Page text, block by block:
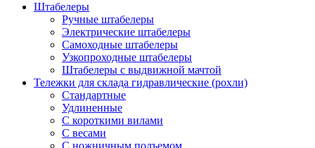
Штабелеры
Ручные штабелеры
Электрические штабелеры
Самоходные штабелеры
Узкопроходные штабелеры
Штабелеры с выдвижной мачтой
Тележки для склада гидравлические (рохли)
Стандартные
Удлиненные
С короткими вилами
С весами
С ножничным подъемом